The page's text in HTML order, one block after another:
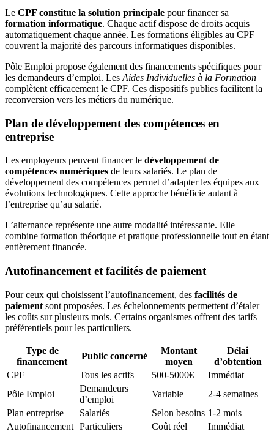
Le CPF constitue la solution principale pour financer sa
formation informatique. Chaque actif dispose de droits acquis
automatiquement chaque année. Les formations éligibles au CPF
couvrent la majorité des parcours informatiques disponibles.
Pôle Emploi propose également des financements spécifiques pour
les demandeurs d’emploi. Les Aides Individuelles à la Formation
complètent efficacement le CPF. Ces dispositifs publics facilitent la
reconversion vers les métiers du numérique.
Plan de développement des compétences en
entreprise
Les employeurs peuvent financer le développement de
compétences numériques de leurs salariés. Le plan de
développement des compétences permet d’adapter les équipes aux
évolutions technologiques. Cette approche bénéficie autant à
l’entreprise qu’au salarié.
L’alternance représente une autre modalité intéressante. Elle
combine formation théorique et pratique professionnelle tout en étant
entièrement financée.
Autofinancement et facilités de paiement
Pour ceux qui choisissent l’autofinancement, des facilités de
paiement sont proposées. Les échelonnements permettent d’étaler
les coûts sur plusieurs mois. Certains organismes offrent des tarifs
préférentiels pour les particuliers.
Type de
financement
Public concerné
Montant
moyen
Délai
d’obtention
CPF
Tous les actifs 500-5000€
Immédiat
Pôle Emploi
Demandeurs
d’emploi
Variable
2-4 semaines
Plan entreprise
Salariés Selon besoins 1-2 mois
Autofinancement Particuliers Coût réel Immédiat